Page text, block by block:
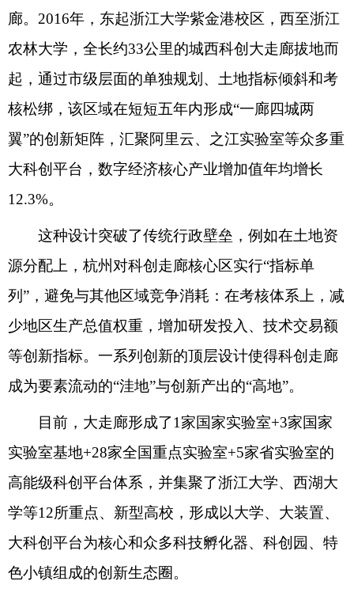
廊。2016年，东起浙江大学紫金港校区，西至浙江
农林大学，全长约33公里的城西科创大走廊拔地而
起，通过市级层面的单独规划、土地指标倾斜和考
核松绑，该区域在短短五年内形成“一廊四城两
翼”的创新矩阵，汇聚阿里云、之江实验室等众多重
大科创平台，数字经济核心产业增加值年均增长
12.3%。
这种设计突破了传统行政壁垒，例如在土地资
源分配上，杭州对科创走廊核心区实行“指标单
列”，避免与其他区域竞争消耗：在考核体系上，减
少地区生产总值权重，增加研发投入、技术交易额
等创新指标。一系列创新的顶层设计使得科创走廊
成为要素流动的“洼地”与创新产出的“高地”。
目前，大走廊形成了1家国家实验室+3家国家
实验室基地+28家全国重点实验室+5家省实验室的
高能级科创平台体系，并集聚了浙江大学、西湖大
学等12所重点、新型高校，形成以大学、大装置、
大科创平台为核心和众多科技孵化器、科创园、特
色小镇组成的创新生态圈。